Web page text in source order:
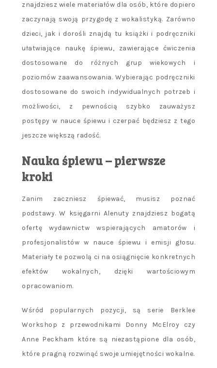
znajdziesz wiele materiałów dla osób, które dopiero
zaczynają swoją przygodę z wokalistyką. Zarówno
dzieci, jak i dorośli znajdą tu książki i podręczniki
ułatwiające naukę śpiewu, zawierające ćwiczenia
dostosowane do różnych grup wiekowych i
poziomów zaawansowania. Wybierając podręczniki
dostosowane do swoich indywidualnych potrzeb i
możliwości, z pewnością szybko zauważysz
postępy w nauce śpiewu i czerpać będziesz z tego
jeszcze większą radość.
Nauka śpiewu – pierwsze
kroki
Zanim zaczniesz śpiewać, musisz poznać
podstawy. W księgarni Alenuty znajdziesz bogatą
ofertę wydawnictw wspierających amatorów i
profesjonalistów w nauce śpiewu i emisji głosu.
Materiały te pozwolą ci na osiągnięcie konkretnych
efektów wokalnych, dzięki wartościowym
opracowaniom.
Wśród popularnych pozycji, są serie Berklee
Workshop z przewodnikami Donny McElroy czy
Anne Peckham które są niezastąpione dla osób,
które pragną rozwinąć swoje umiejętności wokalne.